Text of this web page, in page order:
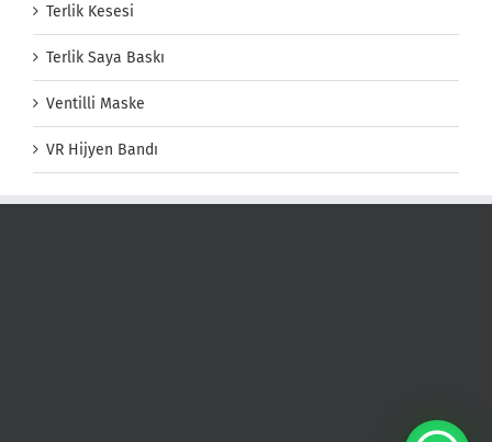
Terlik Kesesi
Terlik Saya Baskı
Ventilli Maske
VR Hijyen Bandı